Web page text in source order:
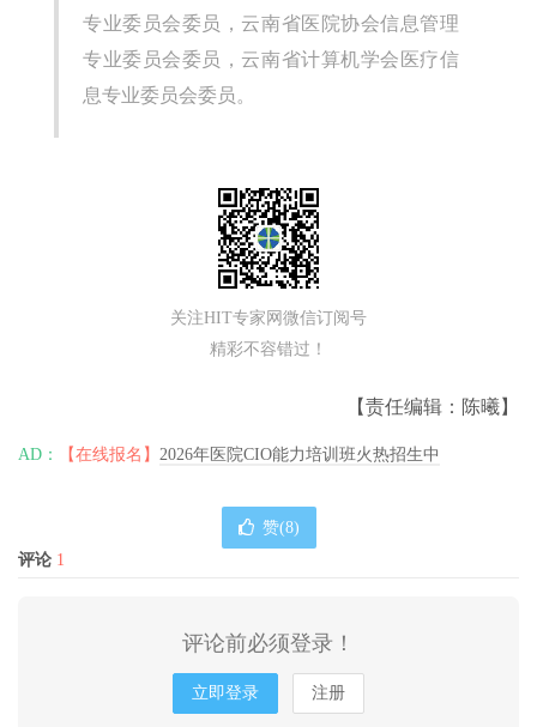
专业委员会委员，云南省医院协会信息管理
专业委员会委员，云南省计算机学会医疗信
息专业委员会委员。
关注HIT专家网微信订阅号
精彩不容错过！
【责任编辑：陈曦】
AD： 【在线报名】 2026年医院CIO能力培训班火热招生中
赞(8)
评论 1
评论前必须登录！
立即登录 注册